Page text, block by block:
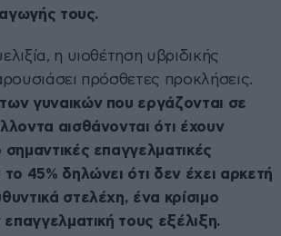
τους.
η υιοθέτηση υβριδικής
πρόσθετες προκλήσεις.
γυναικών που εργάζονται σε
αισθάνονται ότι έχουν
σημαντικές επαγγελματικές
το 45% δηλώνει ότι δεν έχει αρκετή
στελέχη, ένα κρίσιμο
επαγγελματική τους εξέλιξη.